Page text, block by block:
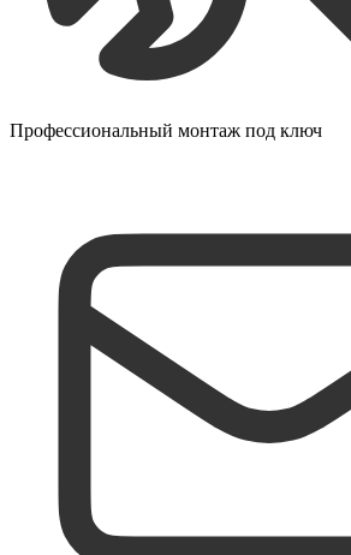
Профессиональный монтаж под ключ